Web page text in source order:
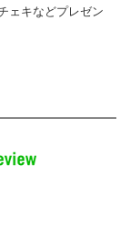
ェキなどプレゼン